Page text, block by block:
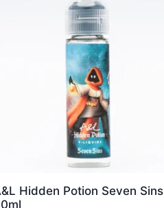
Hidden Potion Seven Sins